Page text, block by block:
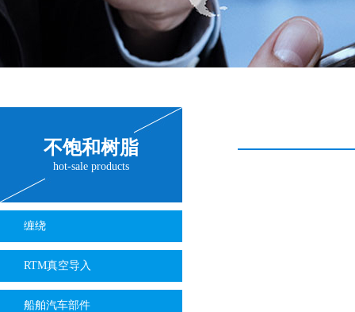
不饱和树脂
hot-sale products
缠绕
RTM真空导入
船舶汽车部件